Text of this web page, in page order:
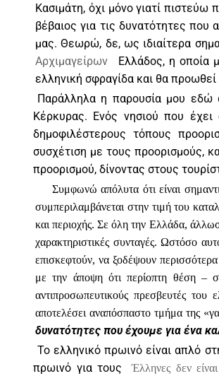
Κασιμάτη, όχι μόνο γιατί πιστεύω
βέβαιος για τις δυνατότητες
μας. Θεωρώ, δε, ως ιδιαίτερα
Αρχιμαγείρων
Ελλάδος, η οποία
ελληνική σφραγίδα και θα
Παράλληλα η παρουσία μου εδώ
Κέρκυρας. Ενός νησιού που έχει
δημοφιλέστερους τόπους
συσχέτιση με τους προορισμούς,
προορισμού, δίνοντας στους
Συμφωνώ απόλυτα ότι είναι
συμπεριλαμβάνεται στην τιμή του
και περιοχής. Σε όλη την Ελλάδα,
χαρακτηριστικές συνταγές. Ωστόσο
επισκεφτούν, να ξοδέψουν
με την άποψη ότι περίοπτη θέση –
αντιπροσωπευτικούς πρεσβευτές
αποτελέσει αναπόσπαστο τμήμα της
δυνατότητες που έχουμε για ένα
Το ελληνικό πρωινό είναι απλό
πρωινό για τους
Έλληνες δεν